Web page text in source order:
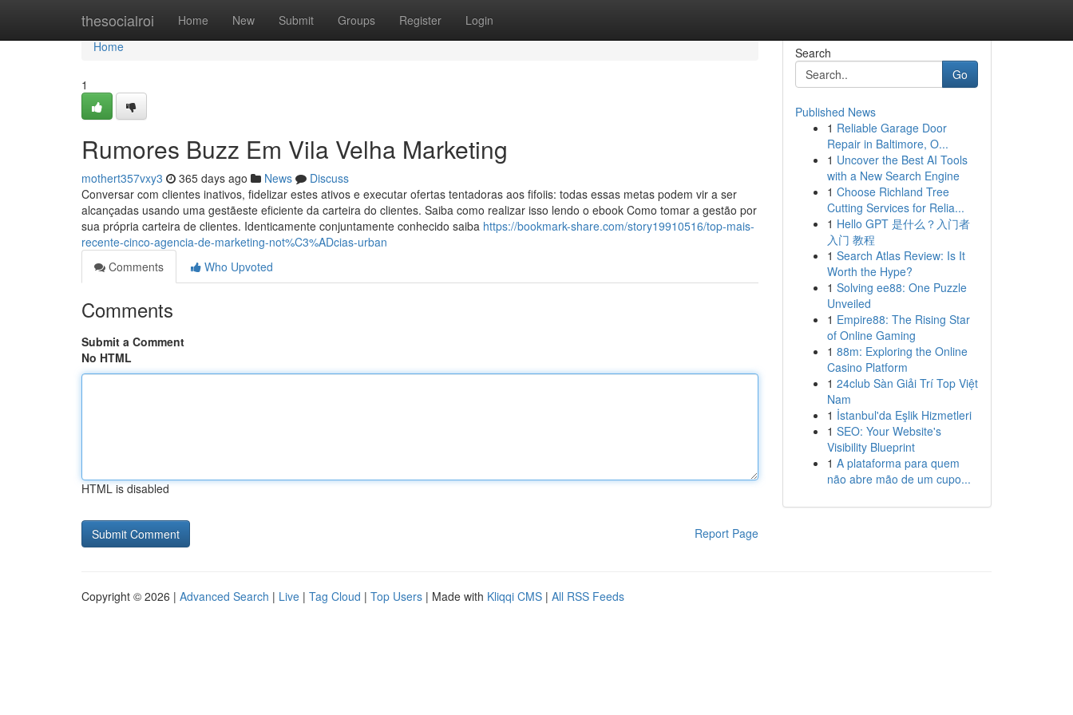
thesocialroi Home New Submit Groups Register Login
Home
Home
1
Rumores Buzz Em Vila Velha Marketing
mothert357vxy3 365 days ago News
Discuss
Conversar com clientes inativos, fidelizar estes ativos e executar ofertas tentadoras aos fifoiis: todas essas metas podem vir a ser
alcançadas usando uma gestãeste eficiente da carteira do clientes. Saiba como realizar isso lendo o ebook Como tomar a gestão por
sua própria carteira de clientes. Identicamente conjuntamente conhecido saiba https://bookmark-share.com/story19910516/top-mais-
recente-cinco-agencia-de-marketing-not%C3%ADcias-urban
Comments
Who Upvoted
Comments
Submit a Comment
No HTML
HTML is disabled
Report Page
Search
Go
Published News
1 Reliable Garage Door
Repair in Baltimore, O...
1 Uncover the Best AI Tools
with a New Search Engine
1 Choose Richland Tree
Cutting Services for Relia...
1 Hello GPT 是什么？入门者
入门 教程
1 Search Atlas Review: Is It
Worth the Hype?
1 Solving ee88: One Puzzle
Unveiled
1 Empire88: The Rising Star
of Online Gaming
1 88m: Exploring the Online
Casino Platform
1 24club Sàn Giải Trí Top Việt
Nam
1 İstanbul'da Eşlik Hizmetleri
1 SEO: Your Website's
Visibility Blueprint
1 A plataforma para quem
não abre mão de um cupo...
Copyright © 2026 | Advanced Search | Live | Tag Cloud | Top Users | Made with Kliqqi CMS | All RSS Feeds